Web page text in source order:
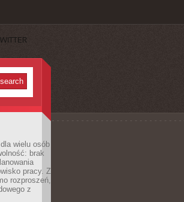
TWITTER
wielu osób
brak
pracy. Z
rozproszeń,
z